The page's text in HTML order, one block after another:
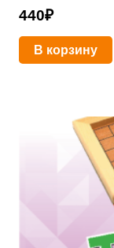
440₽
В корзину